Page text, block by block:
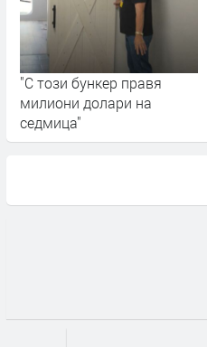
"С този бункер правя
милиони долари на
седмица"